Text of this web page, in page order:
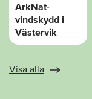
ArkNat-
vindskydd i
Västervik
Visa alla